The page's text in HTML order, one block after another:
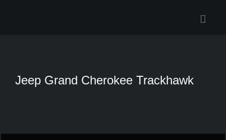
Jeep Grand Cherokee Trackhawk